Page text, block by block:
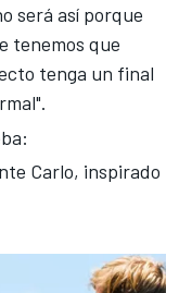
será así porque
tenemos que
tenga un final
Carlo, inspirado